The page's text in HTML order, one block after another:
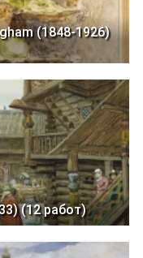
(1848-1926)
(12 работ)